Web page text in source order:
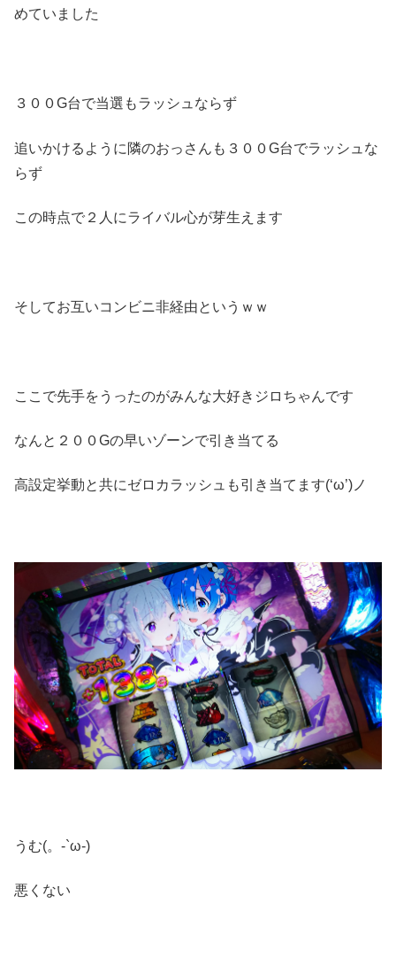
めていました
３００G台で当選もラッシュならず
追いかけるように隣のおっさんも３００G台でラッシュな
らず
この時点で２人にライバル心が芽生えます
そしてお互いコンビニ非経由というｗｗ
ここで先手をうったのがみんな大好きジロちゃんです
なんと２００Gの早いゾーンで引き当てる
高設定挙動と共にゼロカラッシュも引き当てます(‘ω’)ノ
うむ(。-`ω-)
悪くない